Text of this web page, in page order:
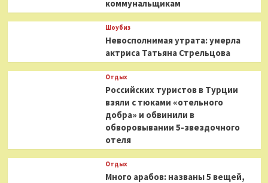
коммунальщикам
Шоубиз
Невосполнимая утрата: умерла
актриса Татьяна Стрельцова
Отдых
Российских туристов в Турции
взяли с тюками «отельного
добра» и обвинили в
обворовывании 5-звездочного
отеля
Отдых
Много арабов: названы 5 вещей,